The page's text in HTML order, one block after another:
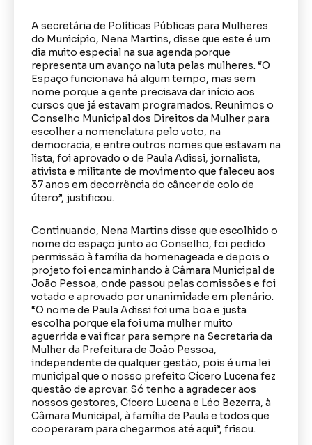
A secretária de Políticas Públicas para Mulheres
do Município, Nena Martins, disse que este é um
dia muito especial na sua agenda porque
representa um avanço na luta pelas mulheres. “O
Espaço funcionava há algum tempo, mas sem
nome porque a gente precisava dar início aos
cursos que já estavam programados. Reunimos o
Conselho Municipal dos Direitos da Mulher para
escolher a nomenclatura pelo voto, na
democracia, e entre outros nomes que estavam na
lista, foi aprovado o de Paula Adissi, jornalista,
ativista e militante de movimento que faleceu aos
37 anos em decorrência do câncer de colo de
útero”, justificou.
Continuando, Nena Martins disse que escolhido o
nome do espaço junto ao Conselho, foi pedido
permissão à família da homenageada e depois o
projeto foi encaminhando à Câmara Municipal de
João Pessoa, onde passou pelas comissões e foi
votado e aprovado por unanimidade em plenário.
“O nome de Paula Adissi foi uma boa e justa
escolha porque ela foi uma mulher muito
aguerrida e vai ficar para sempre na Secretaria da
Mulher da Prefeitura de João Pessoa,
independente de qualquer gestão, pois é uma lei
municipal que o nosso prefeito Cícero Lucena fez
questão de aprovar. Só tenho a agradecer aos
nossos gestores, Cícero Lucena e Léo Bezerra, à
Câmara Municipal, à família de Paula e todos que
cooperaram para chegarmos até aqui”, frisou.